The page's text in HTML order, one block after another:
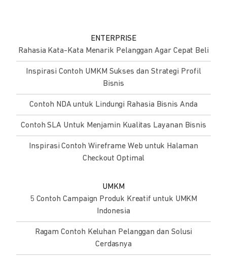
ENTERPRISE
Rahasia Kata-Kata Menarik Pelanggan Agar Cepat Beli
Inspirasi Contoh UMKM Sukses dan Strategi Profil
Bisnis
Contoh NDA untuk Lindungi Rahasia Bisnis Anda
Contoh SLA Untuk Menjamin Kualitas Layanan Bisnis
Inspirasi Contoh Wireframe Web untuk Halaman
Checkout Optimal
UMKM
5 Contoh Campaign Produk Kreatif untuk UMKM
Indonesia
Ragam Contoh Keluhan Pelanggan dan Solusi
Cerdasnya